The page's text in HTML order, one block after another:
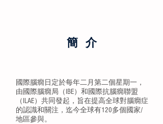
簡 介
國際腦癇日定於每年二月第二個星期一，
由國際腦癇局（IBE）和國際抗腦癇聯盟
（ILAE）共同發起，旨在提高全球對腦癇症
的認識和關注，迄今全球有120多個國家/
地區參與。